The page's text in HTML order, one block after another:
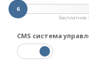
6
CMS система